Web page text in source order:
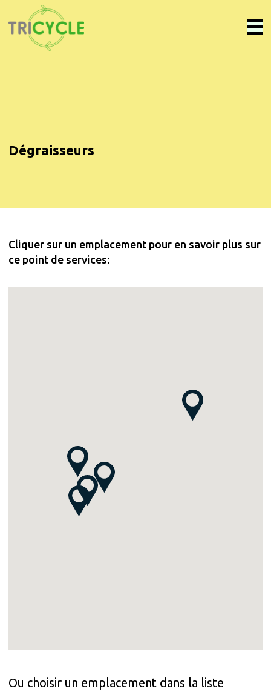
Dégraisseurs
Cliquer sur un emplacement pour en savoir plus sur
ce point de services:
Ou choisir un emplacement dans la liste